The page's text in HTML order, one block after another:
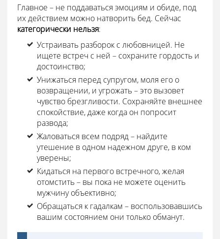
Главное – не поддаваться эмоциям и обиде, под
их действием можно натворить бед. Сейчас
категорически нельзя:
Устраивать разборок с любовницей. Не
ищете встреч с ней – сохраните гордость и
достоинство;
Унижаться перед супругом, моля его о
возвращении, и угрожать – это вызовет
чувство брезгливости. Сохраняйте внешнее
спокойствие, даже когда он попросит
развода;
Жаловаться всем подряд – найдите
утешение в одном надежном друге, в ком
уверены;
Кидаться на первого встречного, желая
отомстить – вы пока не можете оценить
мужчину объективно;
Обращаться к гадалкам – воспользовавшись
вашим состоянием они только обманут.